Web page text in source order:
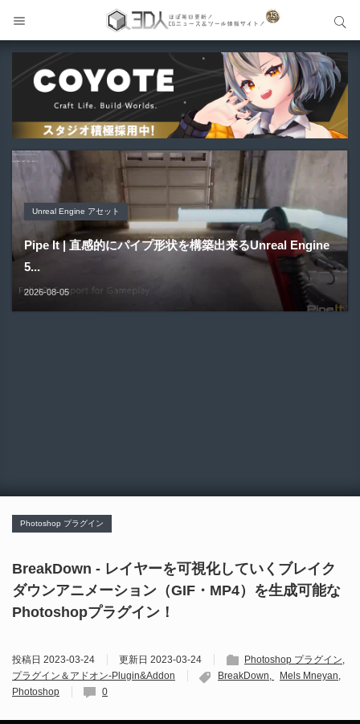
Unreal Engine アセット
Pipe It | 直感的にパイプ形状を構築出来るUnreal Engine
5...
2026-08-05
Unreal Engine アセット
Directive Utilities | ブループリントライブラリやエディタ
ス...
2026-08-03
Unity 本
Unityエフェクトレシピブック パーツを組み合わせて作れ
る | ktk.kum...
2026-08-03
アセット-Asset
SiroinoSotai | 完全無料＆CC0 で商用利用OKなVRChat
向け...
2026-08-02
Blender アドオン
Bioform | 現役臨床医の3DCGアーティストが実際の解剖
学に基づいて構築...
2026-08-01
Photoshop プラグイン
BreakDown - レイヤーを可視化していくブレイク
ダウンアニメーション（GIF・MP4）を生成可能な
Photoshopプラグイン！
投稿日 2023-03-24 更新日 2023-03-24
Photoshop プラグイン
プラグイン＆アドオン-Plugin&Addon
BreakDown
Mels Mneyan
Photoshop
0
サイト内検索